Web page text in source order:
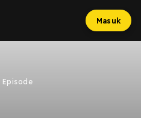
Masuk
Episode